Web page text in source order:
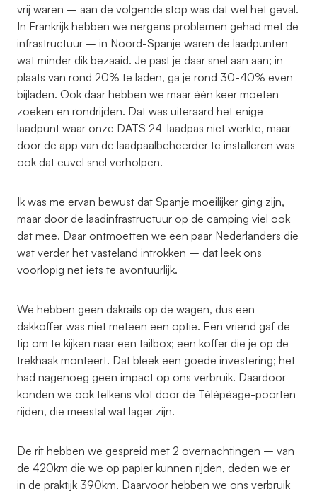
vrij waren – aan de volgende stop was dat wel het geval.
In Frankrijk hebben we nergens problemen gehad met de
infrastructuur – in Noord-Spanje waren de laadpunten
wat minder dik bezaaid. Je past je daar snel aan aan; in
plaats van rond 20% te laden, ga je rond 30-40% even
bijladen. Ook daar hebben we maar één keer moeten
zoeken en rondrijden. Dat was uiteraard het enige
laadpunt waar onze DATS 24-laadpas niet werkte, maar
door de app van de laadpaalbeheerder te installeren was
ook dat euvel snel verholpen.
Ik was me ervan bewust dat Spanje moeilijker ging zijn,
maar door de laadinfrastructuur op de camping viel ook
dat mee. Daar ontmoetten we een paar Nederlanders die
wat verder het vasteland introkken – dat leek ons
voorlopig net iets te avontuurlijk.
We hebben geen dakrails op de wagen, dus een
dakkoffer was niet meteen een optie. Een vriend gaf de
tip om te kijken naar een tailbox; een koffer die je op de
trekhaak monteert. Dat bleek een goede investering; het
had nagenoeg geen impact op ons verbruik. Daardoor
konden we ook telkens vlot door de Télépéage-poorten
rijden, die meestal wat lager zijn.
De rit hebben we gespreid met 2 overnachtingen – van
de 420km die we op papier kunnen rijden, deden we er
in de praktijk 390km. Daarvoor hebben we ons verbruik